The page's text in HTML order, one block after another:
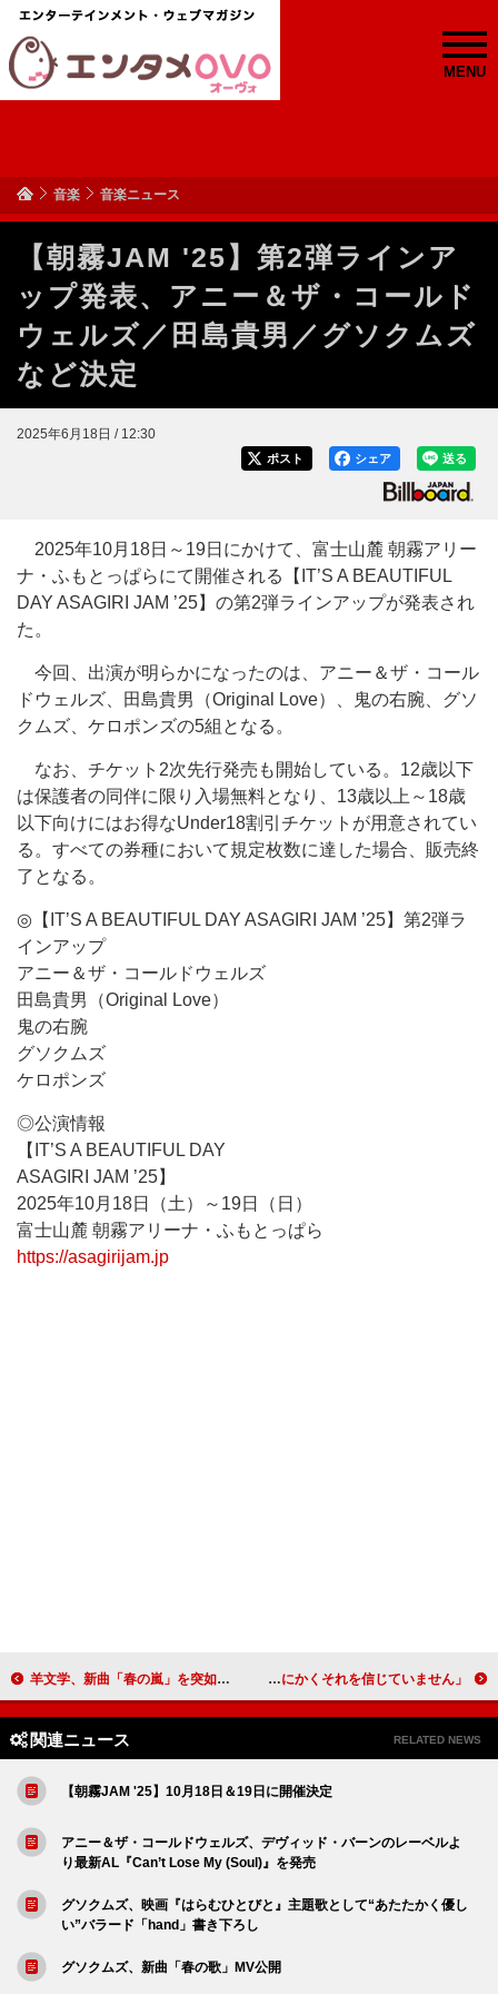
MENU
音楽 音楽ニュース
【朝霧JAM '25】第2弾ラインア
ップ発表、アニー＆ザ・コールド
ウェルズ／田島貴男／グソクムズ
など決定
2025年6月18日 / 12:30
送る
シェア
ポスト
2025年10月18日～19日にかけて、富士山麓 朝霧アリー
ナ・ふもとっぱらにて開催される【IT’S A BEAUTIFUL
DAY ASAGIRI JAM ’25】の第2弾ラインアップが発表され
た。
今回、出演が明らかになったのは、アニー＆ザ・コール
ドウェルズ、田島貴男（Original Love）、鬼の右腕、グソ
クムズ、ケロポンズの5組となる。
なお、チケット2次先行発売も開始している。12歳以下
は保護者の同伴に限り入場無料となり、13歳以上～18歳
以下向けにはお得なUnder18割引チケットが用意されてい
る。すべての券種において規定枚数に達した場合、販売終
了となる。
◎【IT’S A BEAUTIFUL DAY ASAGIRI JAM ’25】第2弾ラ
インアップ
アニー＆ザ・コールドウェルズ
田島貴男（Original Love）
鬼の右腕
グソクムズ
ケロポンズ
◎公演情報
【IT’S A BEAUTIFUL DAY
ASAGIRI JAM ’25】
2025年10月18日（土）～19日（日）
富士山麓 朝霧アリーナ・ふもとっぱら
https://asagirijam.jp
羊文学、新曲「春の嵐」を突如リリース＆約2年ぶりニューアルバムのリリースも決定 マライア・キャリー、依然として時の流れを認めず「とにかくそれを信じていません」
関連ニュース RELATED NEWS
【朝霧JAM '25】10月18日＆19日に開催決定
アニー＆ザ・コールドウェルズ、デヴィッド・バーンのレーベルよ
り最新AL『Can’t Lose My (Soul)』を発売
グソクムズ、映画『はらむひとびと』主題歌として“あたたかく優し
い”バラード「hand」書き下ろし
グソクムズ、新曲「春の歌」MV公開